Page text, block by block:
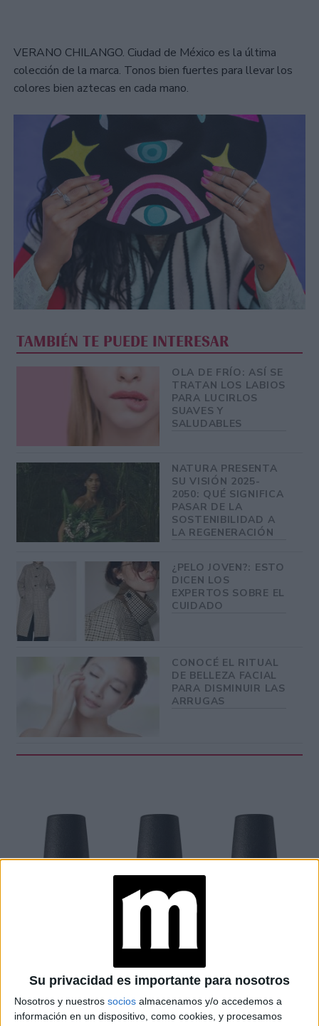
Su privacidad es importante para nosotros
Nosotros y nuestros socios almacenamos y/o accedemos a
información en un dispositivo, como cookies, y procesamos
VERANO CHILANGO. Ciudad de México es la última
colección de la marca. Tonos bien fuertes para llevar los
colores bien aztecas en cada mano.
TAMBIÉN TE PUEDE INTERESAR
OLA DE FRÍO: ASÍ SE
TRATAN LOS LABIOS
PARA LUCIRLOS
SUAVES Y
SALUDABLES
NATURA PRESENTA
SU VISIÓN 2025-
2050: QUÉ SIGNIFICA
PASAR DE LA
SOSTENIBILIDAD A
LA REGENERACIÓN
¿PELO JOVEN?: ESTO
DICEN LOS
EXPERTOS SOBRE EL
CUIDADO
CONOCÉ EL RITUAL
DE BELLEZA FACIAL
PARA DISMINUIR LAS
ARRUGAS